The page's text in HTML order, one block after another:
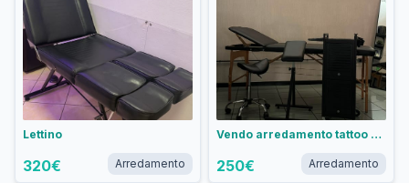
Lettino
320€ Arredamento
Vendo arredamento tattoo studio
250€ Arredamento